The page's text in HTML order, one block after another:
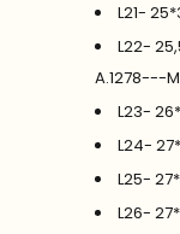
L21-
L22-
A.1278---
L23-
L24-
L25-
L26-